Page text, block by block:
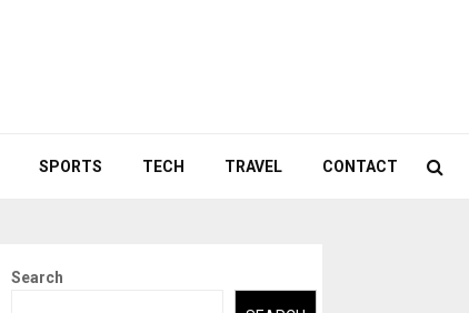
SPORTS TECH TRAVEL CONTACT
Search